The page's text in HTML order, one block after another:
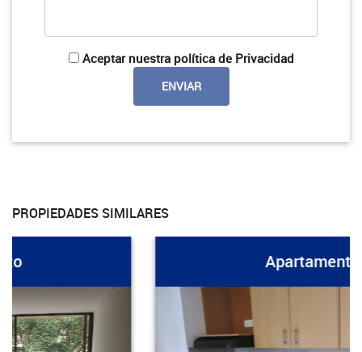
Aceptar nuestra política de Privacidad
PROPIEDADES SIMILARES